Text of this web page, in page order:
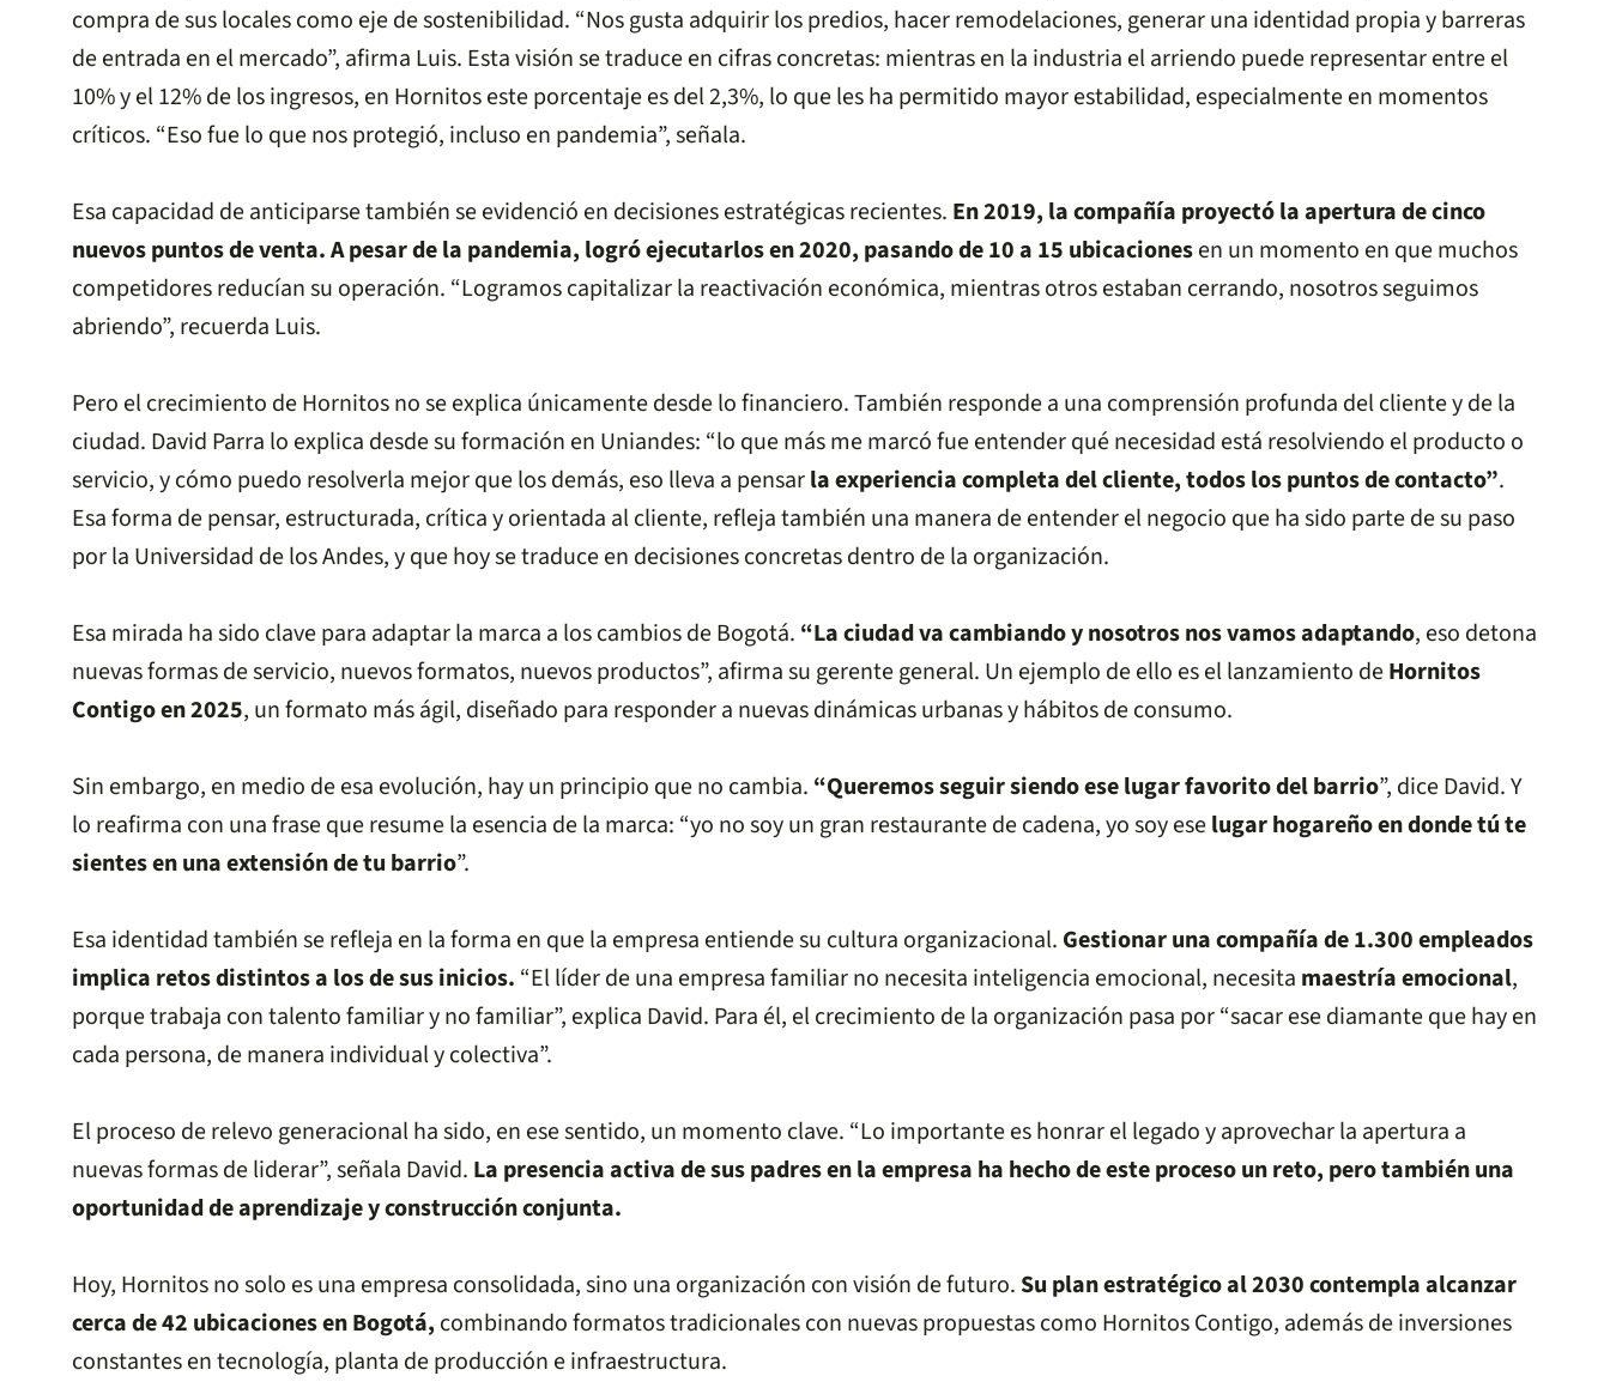
compra de sus locales como eje de sostenibilidad. “Nos gusta adquirir los predios, hacer remodelaciones, generar una identidad propia y barreras
de entrada en el mercado”, afirma Luis. Esta visión se traduce en cifras concretas: mientras en la industria el arriendo puede representar entre el
10% y el 12% de los ingresos, en Hornitos este porcentaje es del 2,3%, lo que les ha permitido mayor estabilidad, especialmente en momentos
críticos. “Eso fue lo que nos protegió, incluso en pandemia”, señala.
Esa capacidad de anticiparse también se evidenció en decisiones estratégicas recientes. En 2019, la compañía proyectó la apertura de cinco
nuevos puntos de venta. A pesar de la pandemia, logró ejecutarlos en 2020, pasando de 10 a 15 ubicacionesen un momento en que muchos
competidores reducían su operación. “Logramos capitalizar la reactivación económica, mientras otros estaban cerrando, nosotros seguimos
abriendo”, recuerda Luis.
Pero el crecimiento de Hornitos no se explica únicamente desde lo financiero. También responde a una comprensión profunda del cliente y de la
ciudad. David Parra lo explica desde su formación en Uniandes: “lo que más me marcó fue entender qué necesidad está resolviendo el producto o
servicio, y cómo puedo resolverla mejor que los demás, eso lleva a pensarla experiencia completa del cliente, todos los puntos de contacto”.
Esa forma de pensar, estructurada, crítica y orientada al cliente, refleja también una manera de entender el negocio que ha sido parte de su paso
por la Universidad de los Andes, y que hoy se traduce en decisiones concretas dentro de la organización.
Esa mirada ha sido clave para adaptar la marca a los cambios de Bogotá. “La ciudad va cambiando y nosotros nos vamos adaptando, eso detona
nuevas formas de servicio, nuevos formatos, nuevos productos”, afirma su gerente general. Un ejemplo de ello es el lanzamiento deHornitos
Contigo en 2025, un formato más ágil, diseñado para responder a nuevas dinámicas urbanas y hábitos de consumo.
Sin embargo, en medio de esa evolución, hay un principio que no cambia. “Queremos seguir siendo ese lugar favorito del barrio”, dice David. Y
lo reafirma con una frase que resume la esencia de la marca: “yo no soy un gran restaurante de cadena, yo soy eselugar hogareño en donde tú te
sientes en una extensión de tu barrio”.
Esa identidad también se refleja en la forma en que la empresa entiende su cultura organizacional. Gestionar una compañía de 1.300 empleados
implica retos distintos a los de sus inicios. “El líder de una empresa familiar no necesita inteligencia emocional, necesita maestría emocional,
porque trabaja con talento familiar y no familiar”, explica David. Para él, el crecimiento de la organización pasa por “sacar ese diamante que hay en
cada persona, de manera individual y colectiva”.
El proceso de relevo generacional ha sido, en ese sentido, un momento clave. “Lo importante es honrar el legado y aprovechar la apertura a
nuevas formas de liderar”, señala David. La presencia activa de sus padres en la empresa ha hecho de este proceso un reto, pero también una
oportunidad de aprendizaje y construcción conjunta.
Hoy, Hornitos no solo es una empresa consolidada, sino una organización con visión de futuro. Su plan estratégico al 2030 contempla alcanzar
cerca de 42 ubicaciones en Bogotá, combinando formatos tradicionales con nuevas propuestas como Hornitos Contigo, además de inversiones
constantes en tecnología, planta de producción e infraestructura.